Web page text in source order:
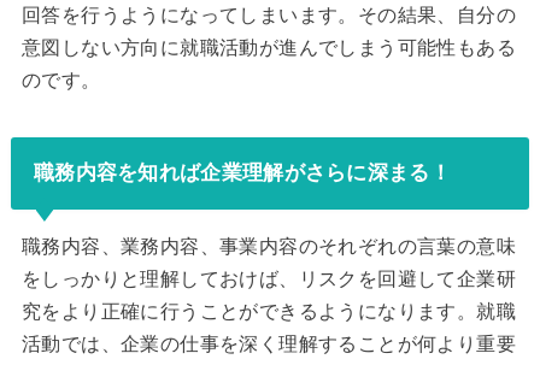
回答を行うようになってしまいます。その結果、自分の
意図しない方向に就職活動が進んでしまう可能性もある
のです。
職務内容を知れば企業理解がさらに深まる！
職務内容、業務内容、事業内容のそれぞれの言葉の意味
をしっかりと理解しておけば、リスクを回避して企業研
究をより正確に行うことができるようになります。就職
活動では、企業の仕事を深く理解することが何より重要